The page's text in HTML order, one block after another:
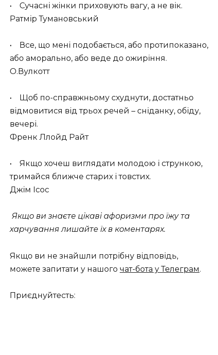
• Сучасні жінки приховують вагу, а не вік.
Ратмір Тумановський
• Все, що мені подобається, або протипоказано,
або аморально, або веде до ожиріння.
О.Вулкотт
• Щоб по-справжньому схуднути, достатньо
відмовитися від трьох речей – сніданку, обіду,
вечері.
Френк Ллойд Райт
• Якщо хочеш виглядати молодою і стрункою,
тримайся ближче старих і товстих.
Джім Ісос
Якщо ви знаєте цікаві афоризми про їжу та
харчування лишайте їх в коментарях.
Якщо ви не знайшли потрібну відповідь,
можете запитати у нашого чат-бота у Телеграм.
Приєднуйтесть: